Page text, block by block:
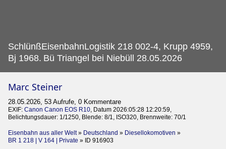
SchlünßEisenbahnLogistik 218 002-4, Krupp 4959,
Bj 1968. Bü Triangel bei Niebüll 28.05.2026
Marc Steiner
28.05.2026, 53 Aufrufe, 0 Kommentare
EXIF: Canon Canon EOS R10 , Datum 2026:05:28 12:20:59,
Belichtungsdauer: 1/1250, Blende: 8/1, ISO320, Brennweite: 70/1
Eisenbahn aus aller Welt» Deutschland » Diesellokomotiven »
BR 1 218 | V 164 | Private » ID 916903